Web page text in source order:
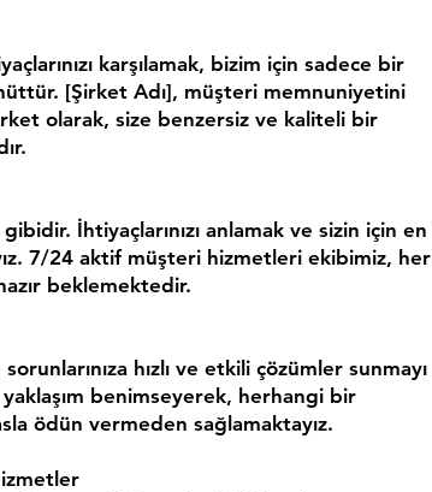
karşılamak, bizim için sadece bir
[Şirket Adı], müşteri memnuniyetini
olarak, size benzersiz ve kaliteli bir
İhtiyaçlarınızı anlamak ve sizin için en
7/24 aktif müşteri hizmetleri ekibimiz, her
beklemektedir.
hızlı ve etkili çözümler sunmayı
benimseyerek, herhangi bir
ödün vermeden sağlamaktayız.